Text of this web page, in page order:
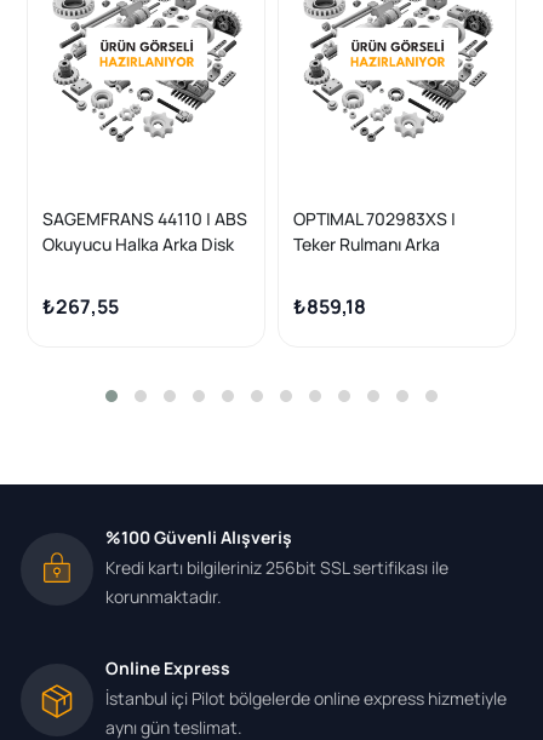
SAGEMFRANS 44110 | ABS
Okuyucu Halka Arka Disk
Adet
₺267,55
OPTIMAL 702983XS |
Teker Rulmanı Arka
Megane II Sw
₺859,18
%100 Güvenli Alışveriş
Kredi kartı bilgileriniz 256bit SSL sertifikası ile
korunmaktadır.
Online Express
İstanbul içi Pilot bölgelerde online express hizmetiyle
aynı gün teslimat.